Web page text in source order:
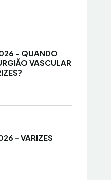
– QUANDO
VASCULAR
– VARIZES